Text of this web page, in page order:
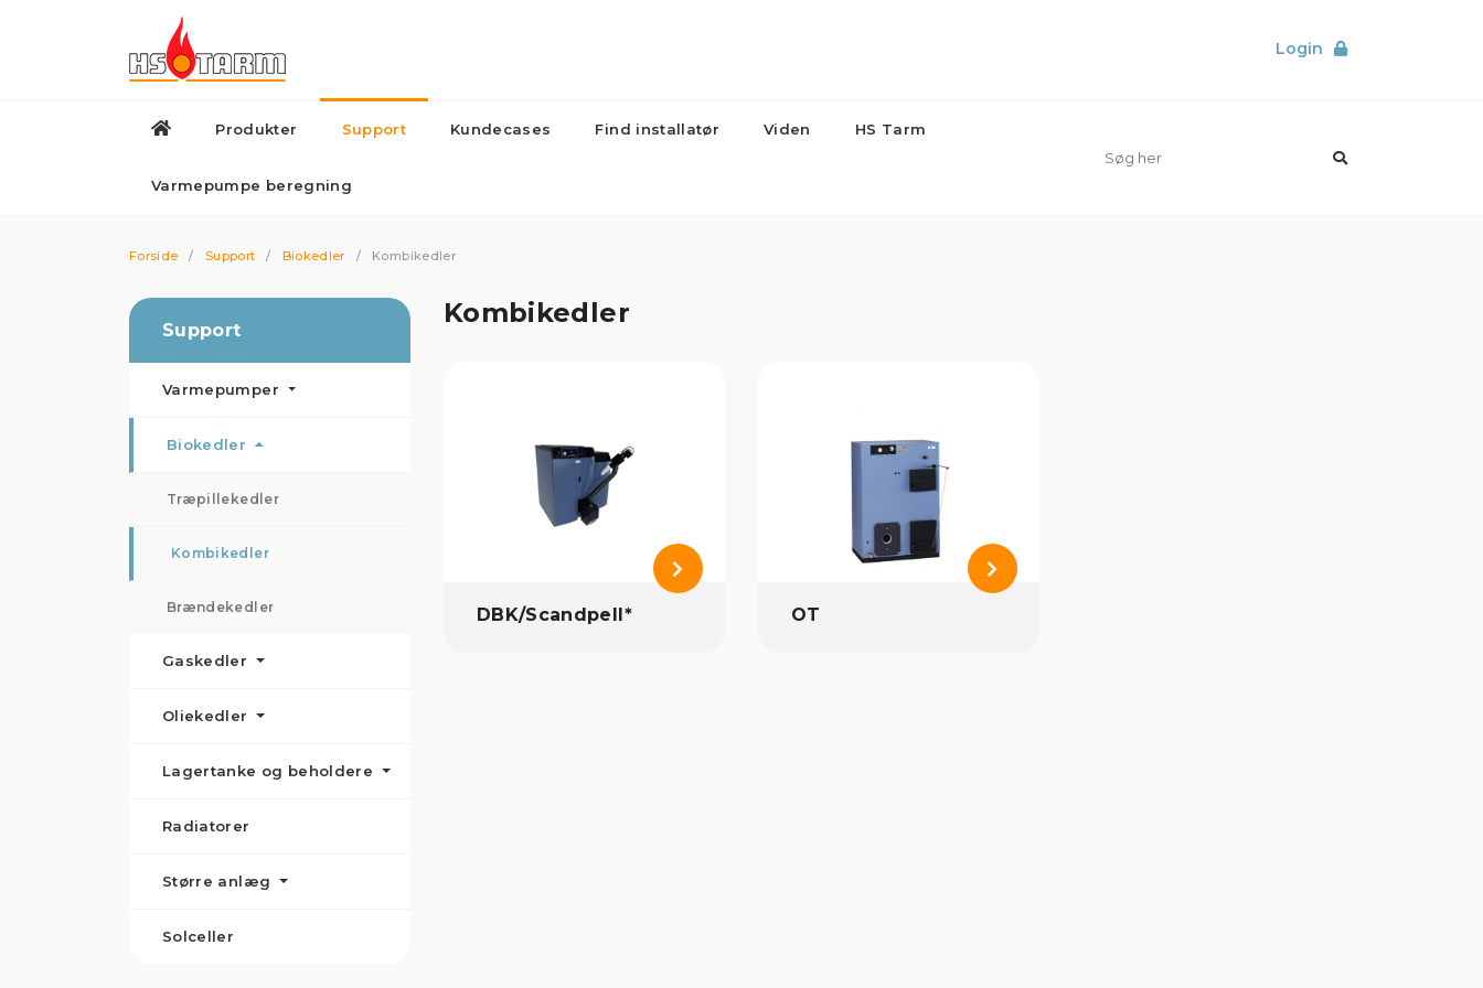
Login
Produkter Support Kundecases Find installatør Viden HS Tarm
Varmepumpe beregning
Forside / Support / Biokedler / Kombikedler
Support
Varmepumper
Biokedler
Træpillekedler
Kombikedler
Brændekedler
Gaskedler
Oliekedler
Lagertanke og beholdere
Radiatorer
Større anlæg
Solceller
Kombikedler
DBK/Scandpell* OT